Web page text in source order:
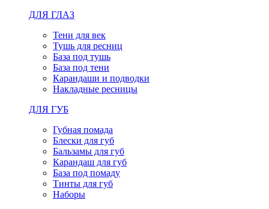
ДЛЯ ГЛАЗ
Тени для век
Тушь для ресниц
База под тушь
База под тени
Карандаши и подводки
Накладные ресницы
ДЛЯ ГУБ
Губная помада
Блески для губ
Бальзамы для губ
Карандаш для губ
База под помаду
Тинты для губ
Наборы